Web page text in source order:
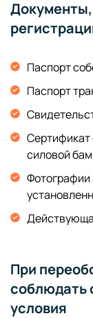
Паспорт
Паспорт
Сертификат
силовой
Фотографии
При
соблюдать
условия